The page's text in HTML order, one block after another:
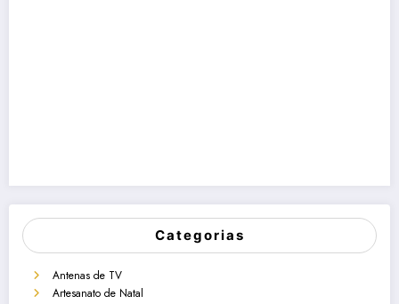
Categorias
Antenas de TV
Artesanato de Natal